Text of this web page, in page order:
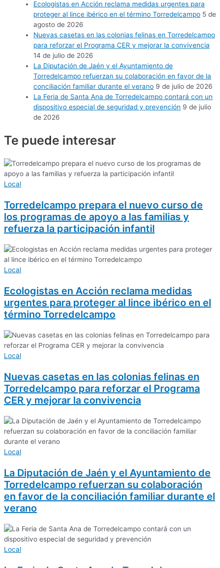
Ecologistas en Acción reclama medidas urgentes para
proteger al lince ibérico en el término Torredelcampo 5 de
agosto de 2026
Nuevas casetas en las colonias felinas en Torredelcampo
para reforzar el Programa CER y mejorar la convivencia
14 de julio de 2026
La Diputación de Jaén y el Ayuntamiento de
Torredelcampo refuerzan su colaboración en favor de la
conciliación familiar durante el verano 9 de julio de 2026
La Feria de Santa Ana de Torredelcampo contará con un
dispositivo especial de seguridad y prevención 9 de julio
de 2026
Te puede interesar
Local
Torredelcampo prepara el nuevo curso de
los programas de apoyo a las familias y
refuerza la participación infantil
Local
Ecologistas en Acción reclama medidas
urgentes para proteger al lince ibérico en el
término Torredelcampo
Local
Nuevas casetas en las colonias felinas en
Torredelcampo para reforzar el Programa
CER y mejorar la convivencia
Local
La Diputación de Jaén y el Ayuntamiento de
Torredelcampo refuerzan su colaboración
en favor de la conciliación familiar durante el
verano
Local